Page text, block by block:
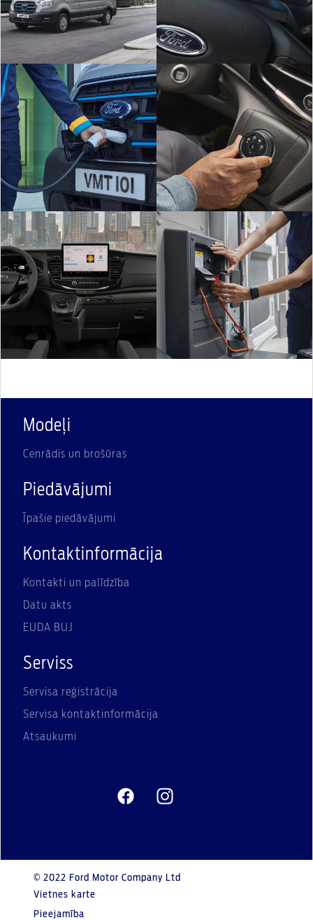
Modeļi
Cenrādis un brošūras
Piedāvājumi
Īpašie piedāvājumi
Kontaktinformācija
Kontakti un palīdzība
Datu akts
EUDA BUJ
Serviss
Servisa reģistrācija
Servisa kontaktinformācija
Atsaukumi
© 2022 Ford Motor Company Ltd
Vietnes karte
Pieejamība